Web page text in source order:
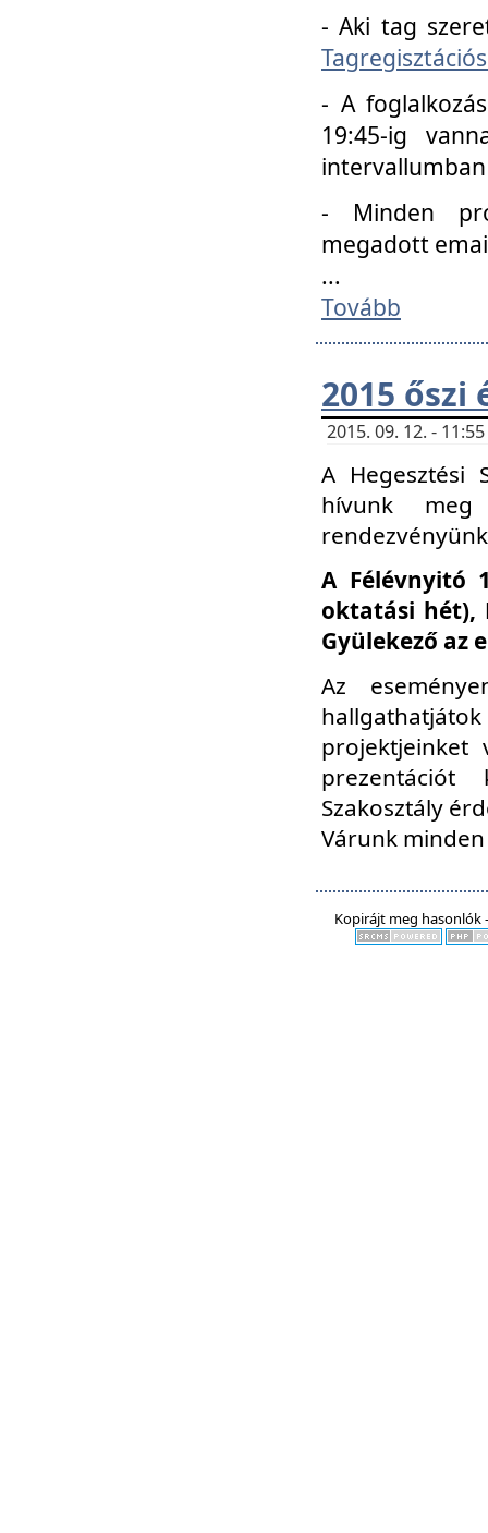
- Aki tag
- A
19:45-ig
- Minden
megadott
...
Tovább
2015
2015. 09. 12. -
A Hegesztési
hívunk
A Félévnyitó
oktatási hét),
Gyülekező az
Az
Szakosztály
Várunk
Kopirájt meg hasonlók